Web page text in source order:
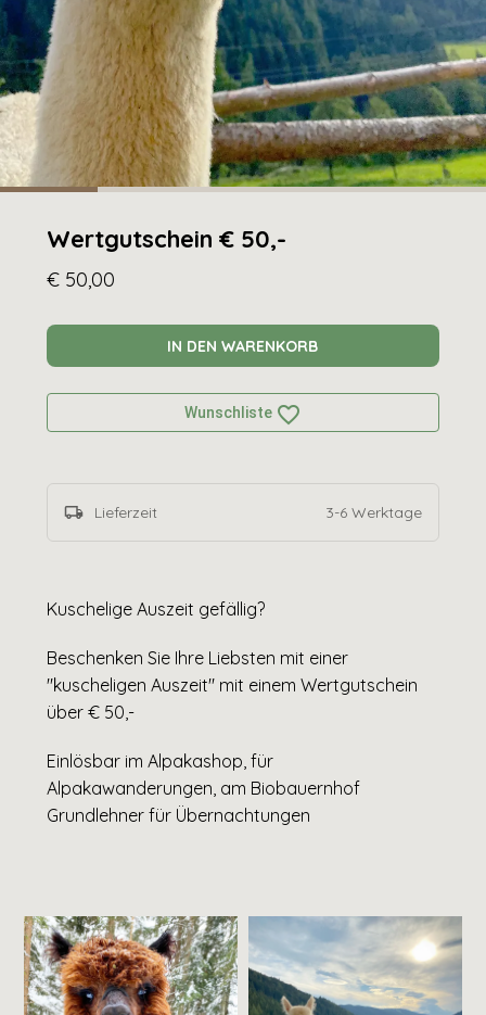
Wertgutschein € 50,-
€ 50,00
IN DEN WARENKORB
Wunschliste favorite_border
local_shipping Lieferzeit 3-6 Werktage
Kuschelige Auszeit gefällig?
Beschenken Sie Ihre Liebsten mit einer
"kuscheligen Auszeit" mit einem Wertgutschein
über € 50,-
Einlösbar im Alpakashop, für
Alpakawanderungen, am Biobauernhof
Grundlehner für Übernachtungen